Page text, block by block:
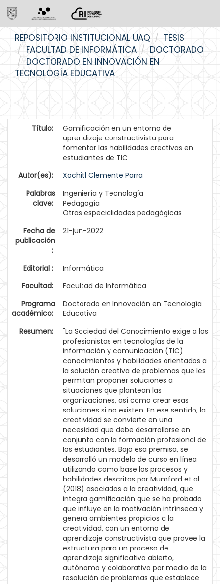
navigation
REPOSITORIO INSTITUCIONAL UAQ
TESIS
FACULTAD DE INFORMÁTICA
DOCTORADO
DOCTORADO EN INNOVACIÓN EN
TECNOLOGÍA EDUCATIVA
Título:
Gamificación en un entorno de
aprendizaje constructivista para
fomentar las habilidades creativas en
estudiantes de TIC
Autor(es):
Xochitl Clemente Parra
Palabras
clave:
Ingeniería y Tecnología
Pedagogía
Otras especialidades pedagógicas
Fecha de
publicación
:
21-jun-2022
Editorial :
Informática
Facultad:
Facultad de Informática
Programa
académico:
Doctorado en Innovación en Tecnología
Educativa
Resumen:
"La Sociedad del Conocimiento exige a los
profesionistas en tecnologías de la
información y comunicación (TIC)
conocimientos y habilidades orientados a
la solución creativa de problemas que les
permitan proponer soluciones a
situaciones que plantean las
organizaciones, así como crear esas
soluciones si no existen. En ese sentido, la
creatividad se convierte en una
necesidad que debe desarrollarse en
conjunto con la formación profesional de
los estudiantes. Bajo esa premisa, se
desarrolló un modelo de curso en línea
utilizando como base los procesos y
habilidades descritas por Mumford et al
(2018) asociados a la creatividad, que
integra gamificación que se ha probado
que influye en la motivación intrínseca y
genera ambientes propicios a la
creatividad, con un entorno de
aprendizaje constructivista que provee la
estructura para un proceso de
aprendizaje significativo abierto,
autónomo y colaborativo por medio de la
resolución de problemas que establece